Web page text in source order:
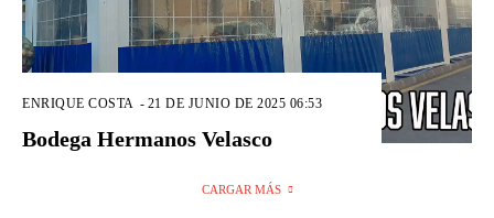
ENRIQUE COSTA - 21 DE JUNIO DE 2025 06:53
Bodega Hermanos Velasco
CARGAR MÁS